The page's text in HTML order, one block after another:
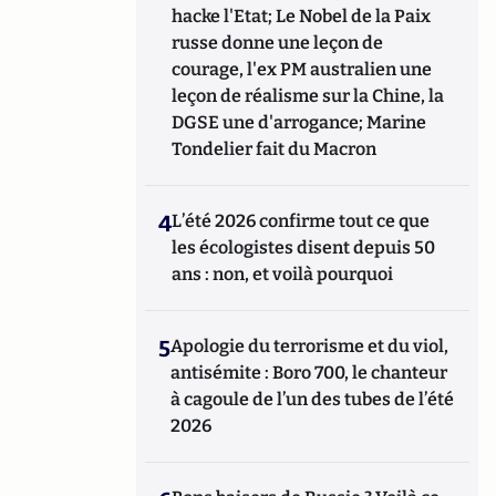
hacke l'Etat; Le Nobel de la Paix
russe donne une leçon de
courage, l'ex PM australien une
leçon de réalisme sur la Chine, la
DGSE une d'arrogance; Marine
Tondelier fait du Macron
4L’été 2026 confirme tout ce que
les écologistes disent depuis 50
ans : non, et voilà pourquoi
5Apologie du terrorisme et du viol,
antisémite : Boro 700, le chanteur
à cagoule de l’un des tubes de l’été
2026